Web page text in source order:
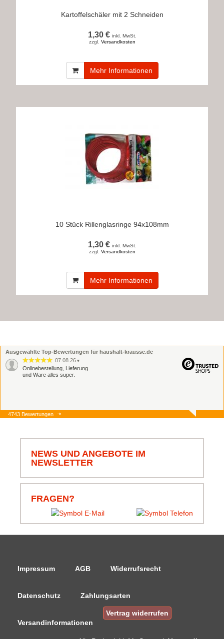
Kartoffelschäler mit 2 Schneiden
1,30 € inkl. MwSt.
zzgl. Versandkosten
Mehr Informationen
10 Stück Rillenglasringe 94x108mm
1,30 € inkl. MwSt.
zzgl. Versandkosten
Mehr Informationen
Ausgewählte Top-Bewertungen für haushalt-krausse.de
07.08.26 ▼
Onlinebestellung, Lieferung
und Ware alles super.
06.08.26 ▼
komplett ist, von Leine bis
Danke.
4743 Bewertungen
NEWS UND ANGEBOTE IM
NEWSLETTER
FRAGEN?
Impressum AGB Widerrufsrecht
Datenschutz Zahlungsarten
Versandinformationen
Vertrag widerrufen